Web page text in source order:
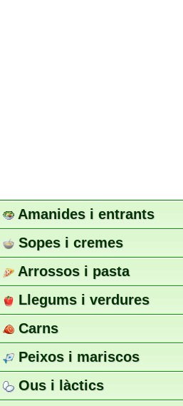
Amanides i entrants
Sopes i cremes
Arrossos i pasta
Llegums i verdures
Carns
Peixos i mariscos
Ous i làctics